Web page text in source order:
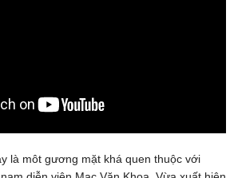
là môt gương mặt khá quen thuộc với